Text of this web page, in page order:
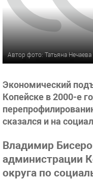
Автор фото: Татьяна Нечаева
Экономический
Копейске в 2000-е
сказался и на
Владимир
администрации
округа по